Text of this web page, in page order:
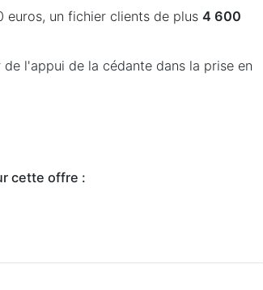
euros, un fichier clients de plus 4 600
l'appui de la cédante dans la prise en
cette offre :